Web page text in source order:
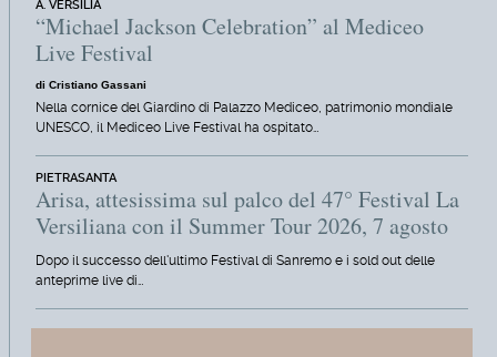
A. VERSILIA
“Michael Jackson Celebration” al Mediceo
Live Festival
di Cristiano Gassani
Nella cornice del Giardino di Palazzo Mediceo, patrimonio mondiale
UNESCO, il Mediceo Live Festival ha ospitato…
PIETRASANTA
Arisa, attesissima sul palco del 47° Festival La
Versiliana con il Summer Tour 2026, 7 agosto
Dopo il successo dell'ultimo Festival di Sanremo e i sold out delle
anteprime live di…